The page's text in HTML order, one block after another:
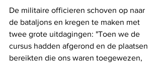
De militaire officieren schoven op naar
de bataljons en kregen te maken met
twee grote uitdagingen: "Toen we de
cursus hadden afgerond en de plaatsen
bereikten die ons waren toegewezen,